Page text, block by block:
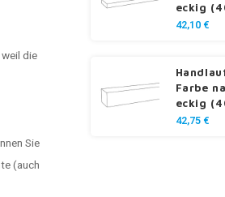
die
Sie
(auch
eckig
42,10 €
Farbe
eckig
42,75 €